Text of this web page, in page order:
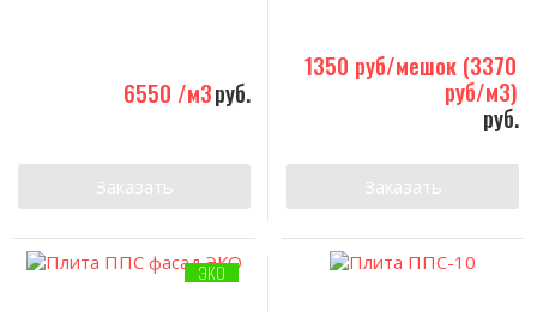
6550 /м3руб.
Заказать
1350 руб/мешок (3370
руб/м3)
руб.
Заказать
ЭКО